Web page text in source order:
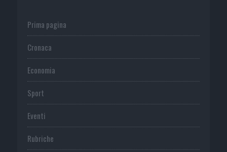
Prima pagina
Cronaca
Economia
Sport
Eventi
Rubriche